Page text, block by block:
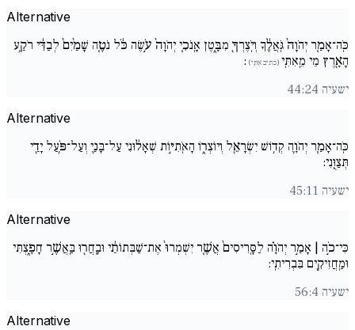
Alternative
כֹּֽה־אָמַ֚ר יְהֹוָה֙ גֹּֽאֲלֶ֔ךָ וְיֹֽצֶרְךָ֖ מִבָּ֑טֶן אָֽנֹכִ֚י יְהֹוָה֙ עֹ֣שֶׂה כֹּ֔ל נֹטֶ֚ה שָׁמַ֙יִם֙ לְבַדִּ֔י רֹקַ֥ע
הָאָ֖רֶץ מֵי מֵֽאִתִּֽי (כתיב אִתִּֽי) :
ישעיה 44:24
Alternative
כֹּֽה־אָמַ֧ר יְהֹוָ֛ה קְד֥וֹשׁ יִשְׂרָאֵ֖ל וְיוֹצְר֑וֹ הָאֹֽתִיּ֣וֹת שְׁאָל֔וּנִי עַל־בָּנַ֛י וְעַל־פֹּ֥עַל יָדַ֖י
תְּצַוֻּֽנִי:
ישעיה 45:11
Alternative
כִּי־כֹ֣ה | אָמַ֣ר יְהֹוָ֗ה לַסָּֽרִיסִים֙ אֲשֶׁ֚ר יִשְׁמְרוּ֙ אֶת־שַׁבְּתוֹתַ֔י וּבָֽחֲר֖וּ בַּֽאֲשֶׁ֣ר חָפָ֑צְתִּי
וּמַֽחֲזִיקִ֖ים בִּבְרִיתִֽי:
ישעיה 56:4
Alternative